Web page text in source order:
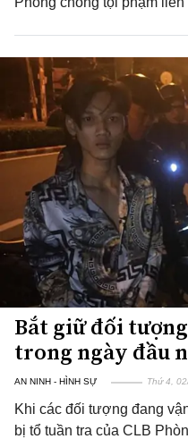
Bắt giữ đối
trong ngày đầu
AN NINH - HÌNH SỰ Thứ 4,
Khi các đối tượng đang
bị tổ tuần tra của CLB